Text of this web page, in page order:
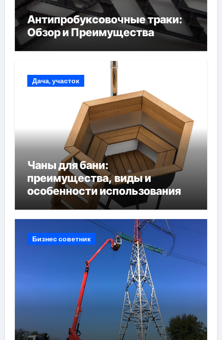
Антипробуксовочные траки:
Обзор и Преимущества
Дача, участок
Чаны для бани:
преимущества, виды и
особенности использования
Бизнес советник